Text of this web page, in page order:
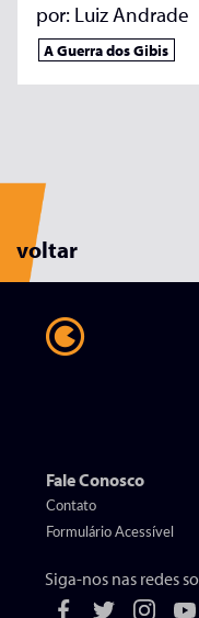
por: Luiz Andrade
A Guerra dos Gibis
voltar
Fale Conosco
Contato
Formulário Acessível
Siga-nos nas redes